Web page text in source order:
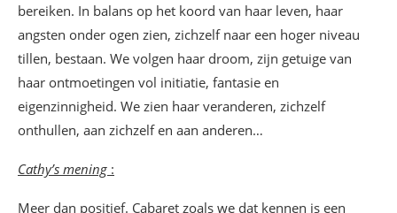
bereiken. In balans op het koord van haar leven, haar
angsten onder ogen zien, zichzelf naar een hoger niveau
tillen, bestaan. We volgen haar droom, zijn getuige van
haar ontmoetingen vol initiatie, fantasie en
eigenzinnigheid. We zien haar veranderen, zichzelf
onthullen, aan zichzelf en aan anderen…
Cathy’s mening :
Meer dan positief. Cabaret zoals we dat kennen is een